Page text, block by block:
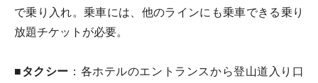
で乗り入れ。乗車には、他のラインにも乗車できる乗り
放題チケットが必要。
■タクシー ：各ホテルのエントランスから登山道入り口